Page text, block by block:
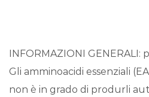
INFORMAZIONI
Gli amminoacidi essenziali
non è in grado di produrli